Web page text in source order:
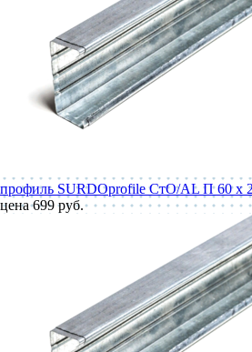
профиль SURDOprofile СтО/AL П 60 x
цена 699 руб.